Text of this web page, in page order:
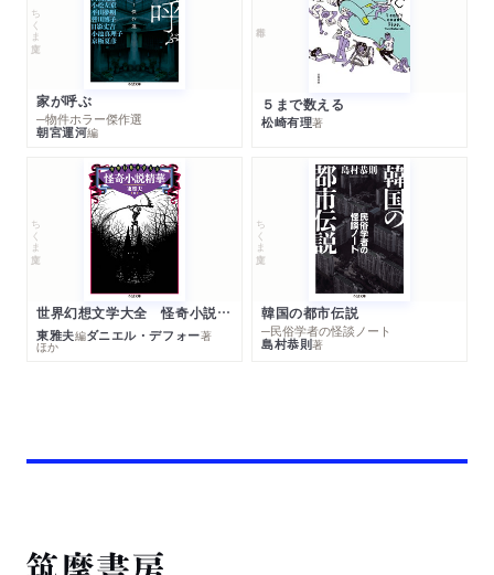
ちくま文庫
家が呼ぶ
─物件ホラー傑作選
朝宮運河編
５まで数える
松崎有理著
ちくま文庫
世界幻想文学大全 怪奇小説精華
東雅夫編ダニエル・デフォー著
ほか
ちくま文庫
韓国の都市伝説
─民俗学者の怪談ノート
島村恭則著